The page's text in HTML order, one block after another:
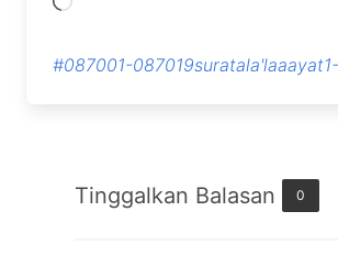
#087001-
Tinggalkan Balasan 0